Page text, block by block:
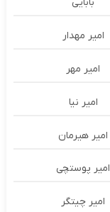
بابایی
امیر مهدار
امیر مهر
امیر نیا
امیر هیرمان
امیر پوستچی
امیر چیتگر